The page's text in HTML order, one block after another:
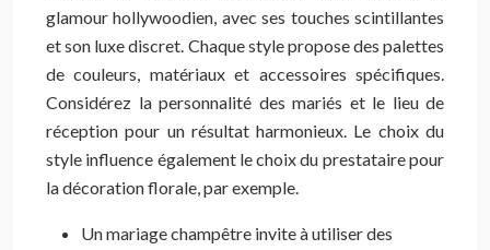
glamour hollywoodien, avec ses touches scintillantes
et son luxe discret. Chaque style propose des palettes
de couleurs, matériaux et accessoires spécifiques.
Considérez la personnalité des mariés et le lieu de
réception pour un résultat harmonieux. Le choix du
style influence également le choix du prestataire pour
la décoration florale, par exemple.
Un mariage champêtre invite à utiliser des